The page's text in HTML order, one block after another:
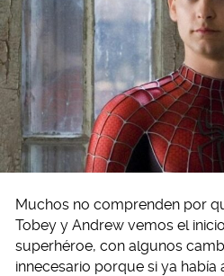
Muchos no comprenden por
Tobey y Andrew vemos el
superhéroe, con algunos
innecesario porque si ya había